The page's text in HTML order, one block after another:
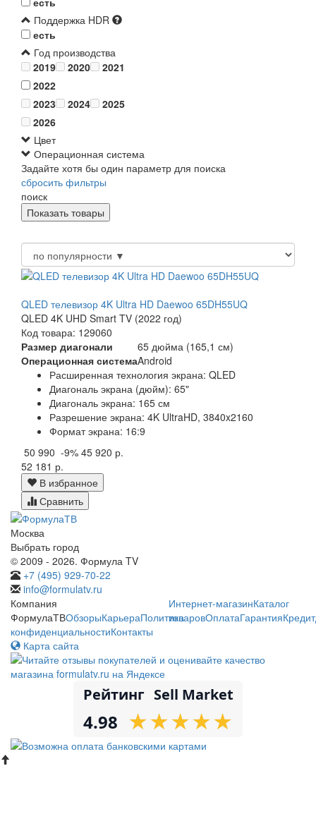
Поддержка HDR
есть
Год производства
2019
2020
2021
2022
2023
2024
2025
2026
Цвет
Операционная система
Задайте хотя бы один параметр для поиска
сбросить фильтры
поиск
QLED телевизор 4K Ultra HD Daewoo 65DH55UQ
QLED 4K UHD Smart TV (2022 год)
Код товара: 129060
Размер диагонали
65 дюйма (165,1 см)
Операционная системаAndroid
Расширенная технология экрана: QLED
Диагональ экрана (дюйм): 65"
Диагональ экрана: 165 см
Разрешение экрана: 4K UltraHD, 3840x2160
Формат экрана: 16:9
50 990 -9% 45 920 р.
52 181 р.
В избранное
Сравнить
Москва
Выбрать город
© 2009 - 2026. Формула TV
+7 (495) 929-70-22
info@formulatv.ru
Компания
ФормулаТВОбзорыКарьераПолитика
конфиденциальностиКонтакты
Интернет-магазинКаталог
товаровОплатаГарантияКредит
Карта сайта
Рейтинг Sell Market
4.98 ★
★★
★★
★★
★★
★